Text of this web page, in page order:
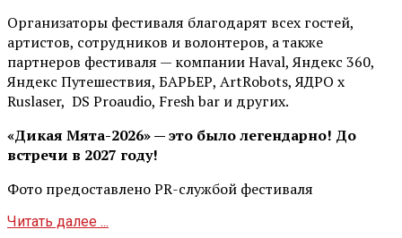
Организаторы фестиваля благодарят всех гостей,
артистов, сотрудников и волонтеров, а также
партнеров фестиваля — компании Haval, Яндекс 360,
Яндекс Путешествия, БАРЬЕР, ArtRobots, ЯДРО х
Ruslaser, DS Proaudio, Fresh bar и других.
«Дикая Мята-2026» — это было легендарно! До
встречи в 2027 году!
Фото предоставлено PR-службой фестиваля
Читать далее ...